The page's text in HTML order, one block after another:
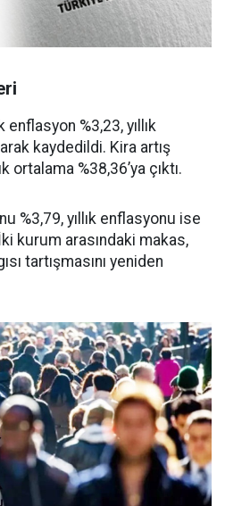
enflasyon %3,23, yıllık
kaydedildi. Kira artış
ortalama %38,36’ya çıktı.
%3,79, yıllık enflasyonu ise
kurum arasındaki makas,
tartışmasını yeniden